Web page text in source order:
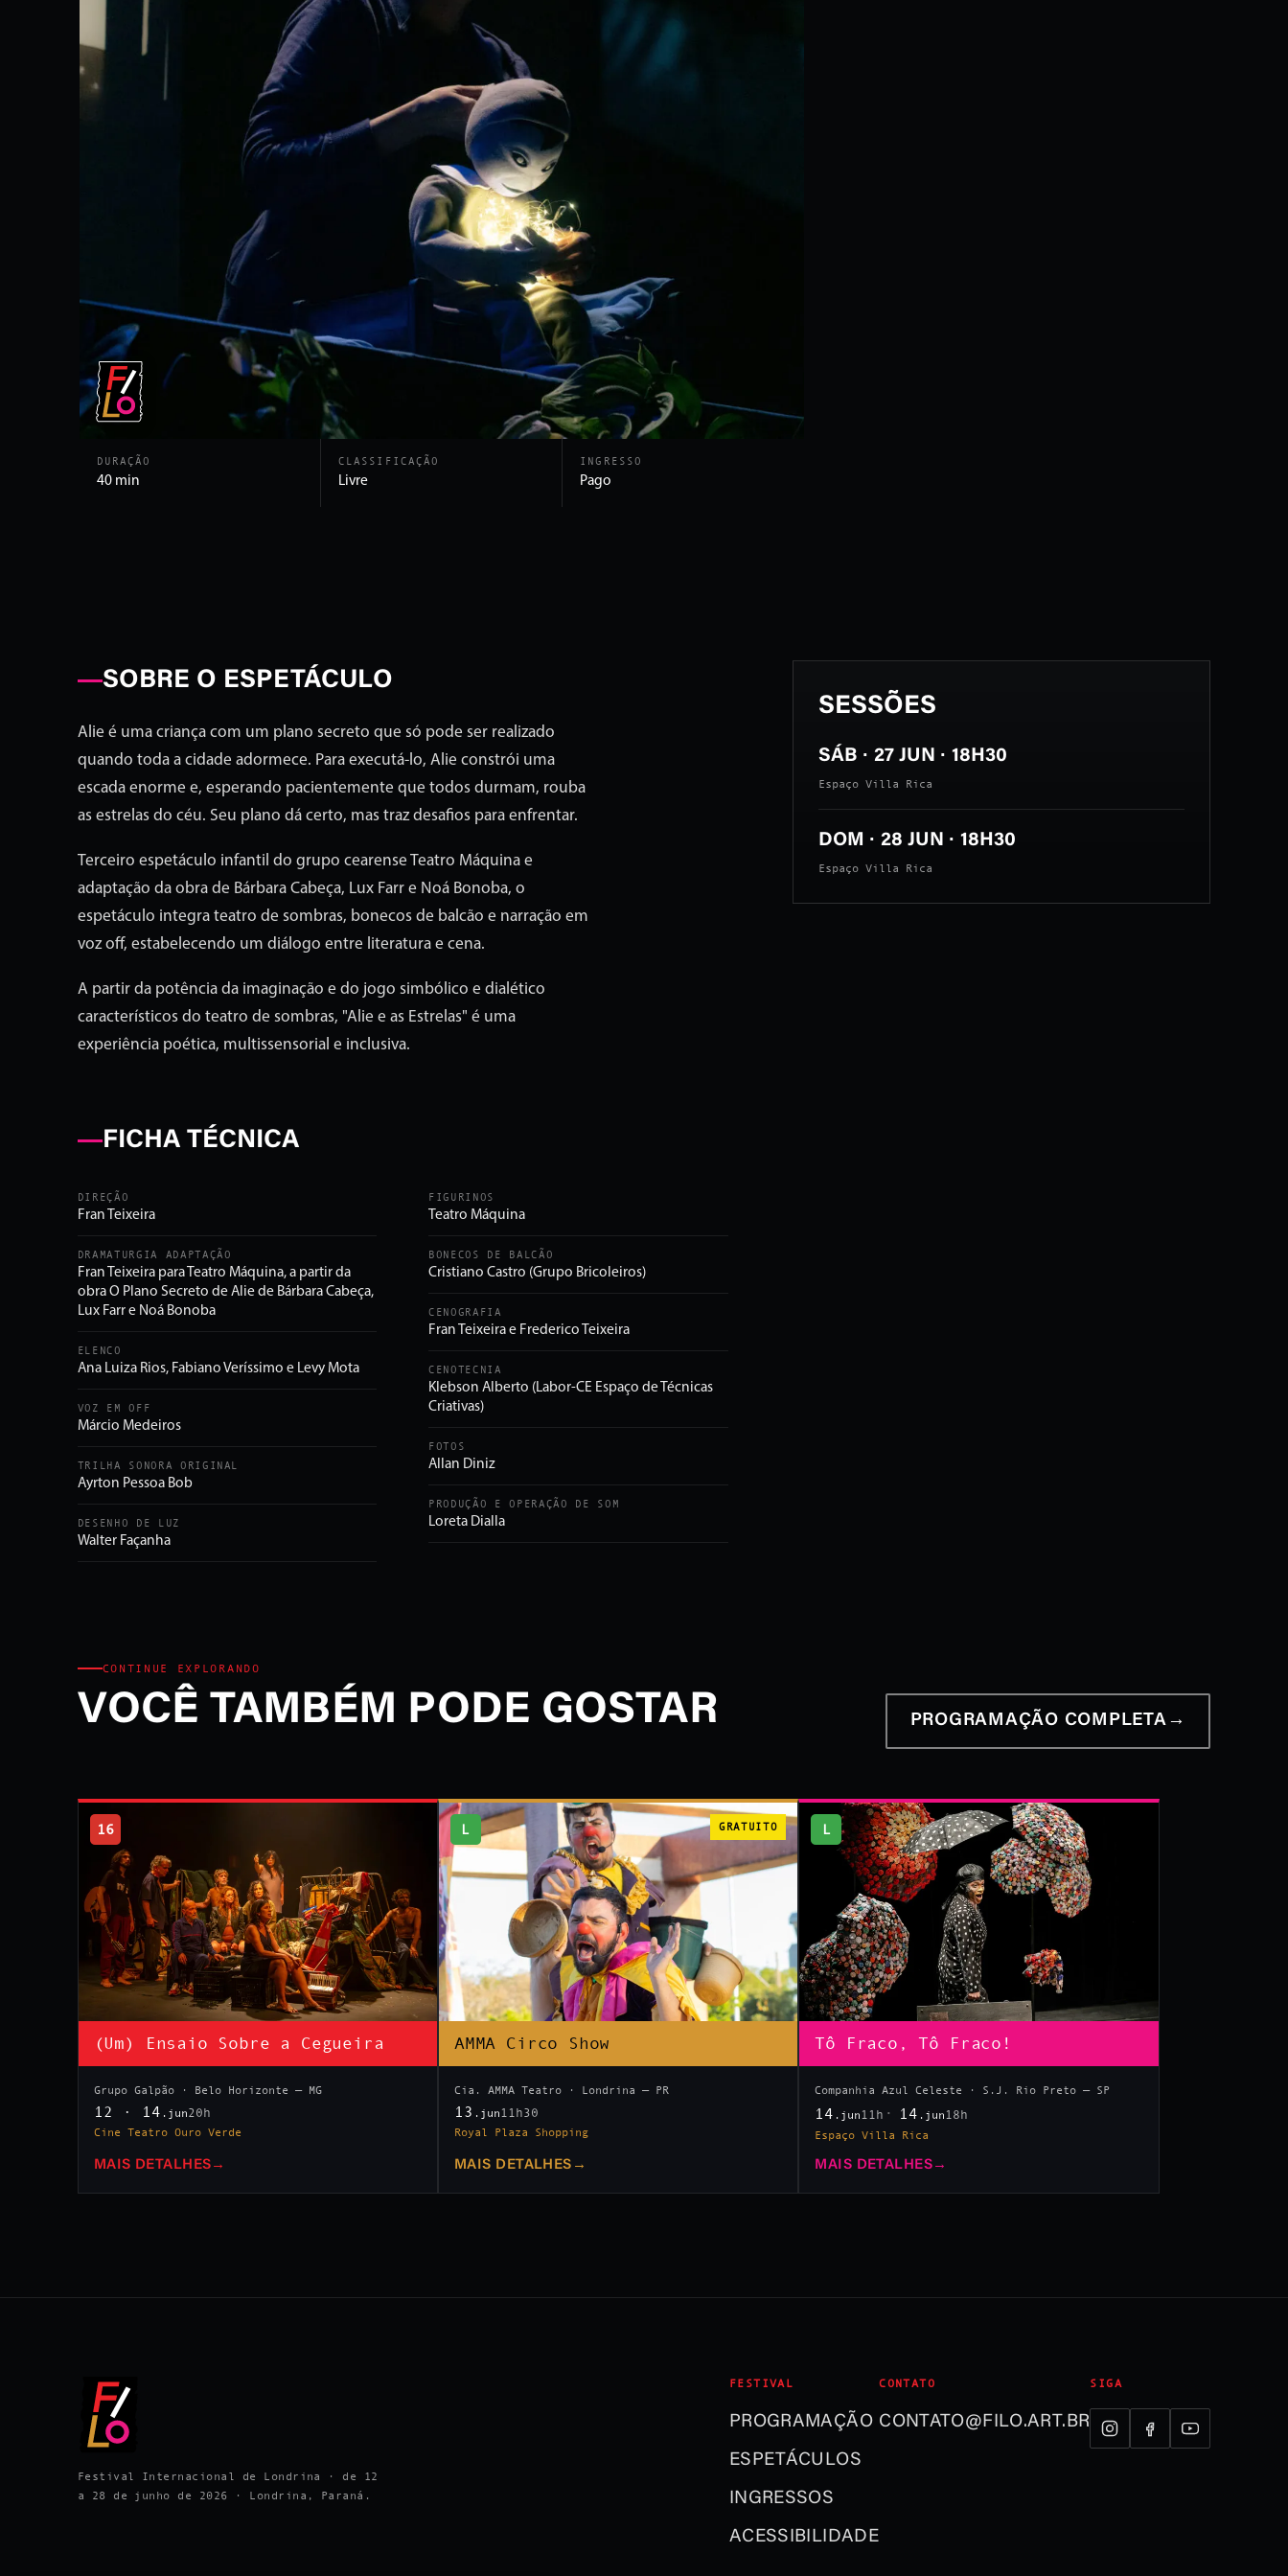
DURAÇÃO
40 min
CLASSIFICAÇÃO
Livre
INGRESSO
Pago
SOBRE O ESPETÁCULO
Alie é uma criança com um plano secreto que só pode ser realizado
quando toda a cidade adormece. Para executá-lo, Alie constrói uma
escada enorme e, esperando pacientemente que todos durmam, rouba
as estrelas do céu. Seu plano dá certo, mas traz desafios para enfrentar.
Terceiro espetáculo infantil do grupo cearense Teatro Máquina e
adaptação da obra de Bárbara Cabeça, Lux Farr e Noá Bonoba, o
espetáculo integra teatro de sombras, bonecos de balcão e narração em
voz off, estabelecendo um diálogo entre literatura e cena.
A partir da potência da imaginação e do jogo simbólico e dialético
característicos do teatro de sombras, "Alie e as Estrelas" é uma
experiência poética, multissensorial e inclusiva.
FICHA TÉCNICA
DIREÇÃO
Fran Teixeira
DRAMATURGIA ADAPTAÇÃO
Fran Teixeira para Teatro Máquina, a partir da
obra O Plano Secreto de Alie de Bárbara Cabeça,
Lux Farr e Noá Bonoba
ELENCO
Ana Luiza Rios, Fabiano Veríssimo e Levy Mota
VOZ EM OFF
Márcio Medeiros
TRILHA SONORA ORIGINAL
Ayrton Pessoa Bob
DESENHO DE LUZ
Walter Façanha
FIGURINOS
Teatro Máquina
BONECOS DE BALCÃO
Cristiano Castro (Grupo Bricoleiros)
CENOGRAFIA
Fran Teixeira e Frederico Teixeira
CENOTECNIA
Klebson Alberto (Labor-CE Espaço de Técnicas
Criativas)
FOTOS
Allan Diniz
PRODUÇÃO E OPERAÇÃO DE SOM
Loreta Dialla
SESSÕES
SÁB · 27 JUN · 18H30
Espaço Villa Rica
DOM · 28 JUN · 18H30
Espaço Villa Rica
CONTINUE EXPLORANDO
VOCÊ TAMBÉM PODE GOSTAR PROGRAMAÇÃO COMPLETA →
16
(Um) Ensaio Sobre a Cegueira
Grupo Galpão · Belo Horizonte — MG
12 · 14 .jun20h
Cine Teatro Ouro Verde
MAIS DETALHES →
L GRATUITO
AMMA Circo Show
Cia. AMMA Teatro · Londrina — PR
13 .jun11h30
Royal Plaza Shopping
MAIS DETALHES →
L
Tô Fraco, Tô Fraco!
Companhia Azul Celeste · S.J. Rio Preto — SP
14 .jun11h 14 .jun18h
Espaço Villa Rica
MAIS DETALHES →
Festival Internacional de Londrina · de 12
a 28 de junho de 2026 · Londrina, Paraná.
FESTIVAL
PROGRAMAÇÃO
ESPETÁCULOS
INGRESSOS
ACESSIBILIDADE
CONTATO
CONTATO@FILO.ART.BR
SIGA